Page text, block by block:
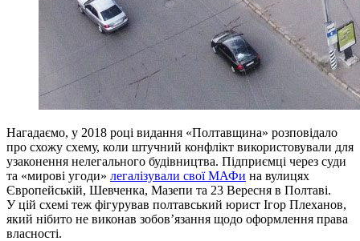
Нагадаємо, у 2018 році видання «Полтавщина» розповідало
про схожу схему, коли штучний конфлікт використовували для
узаконення нелегального будівництва. Підприємці через суди
та «мирові угоди» легалізували свої МАФи на вулицях
Європейській, Шевченка, Мазепи та 23 Вересня в Полтаві.
У цій схемі теж фігурував полтавський юрист Ігор Плеханов,
який нібито не виконав зобов’язання щодо оформлення права
власності.